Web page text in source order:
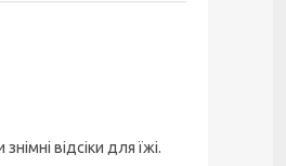
відсіки для їжі.